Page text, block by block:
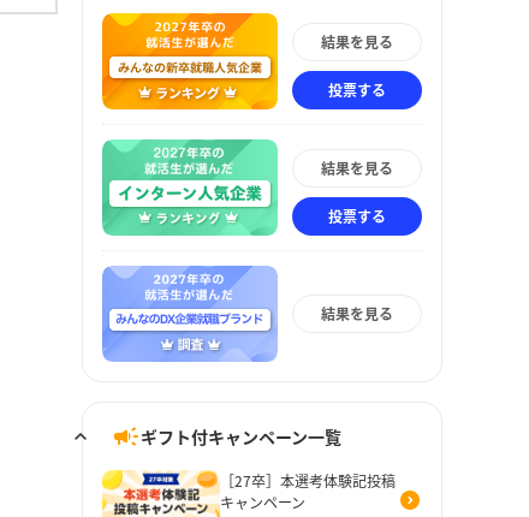
結果を見る
投票する
結果を見る
投票する
結果を見る
ギフト付キャンペーン一覧
［27卒］本選考体験記投稿
キャンペーン